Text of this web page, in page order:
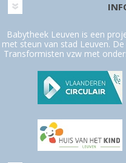
Babytheek Leuven is een
met steun van stad Leuven.
Transformisten vzw met